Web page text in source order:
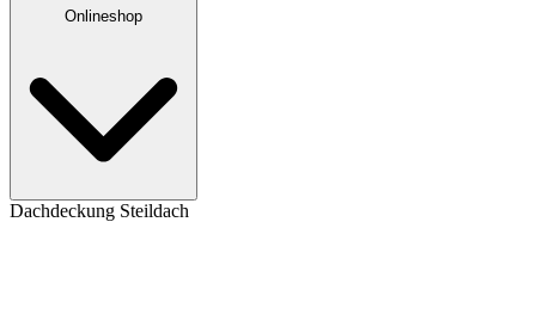
Onlineshop
Dachdeckung Steildach